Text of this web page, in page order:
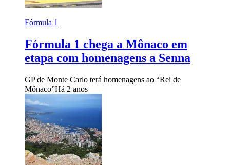
Fórmula 1
Fórmula 1 chega a Mônaco em
etapa com homenagens a Senna
GP de Monte Carlo terá homenagens ao “Rei de
Mônaco”Há 2 anos